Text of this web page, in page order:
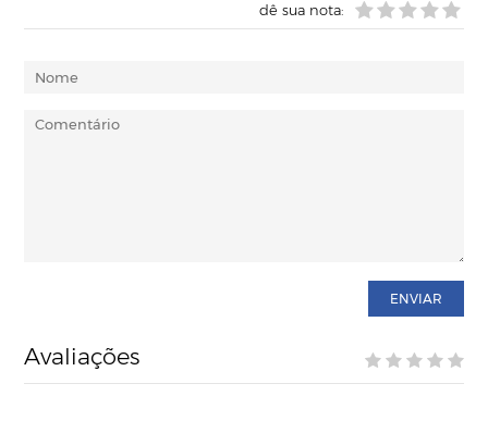
dê sua nota:
ENVIAR
Avaliações